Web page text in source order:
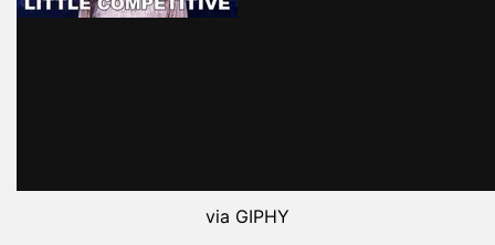
via GIPHY